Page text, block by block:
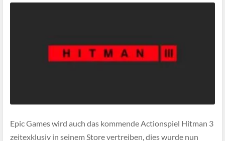
Epic Games wird auch das kommende Actionspiel Hitman 3
zeitexklusiv in seinem Store vertreiben, dies wurde nun